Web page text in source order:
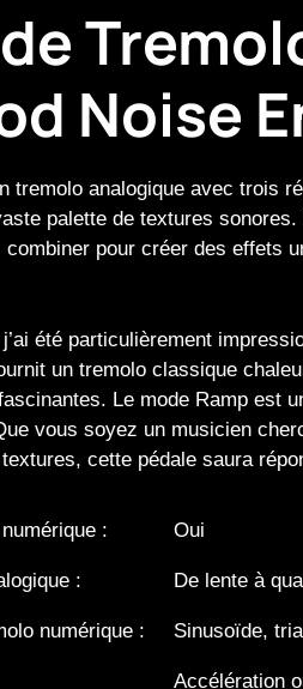
Noise
tremolo analogique avec trois
palette de textures
combiner pour créer des effets
été particulièrement
un tremolo classique
Le mode Ramp est
vous soyez un musicien
cette pédale saura
: Oui
: De lente à
numérique : Sinusoïde,
Accélération